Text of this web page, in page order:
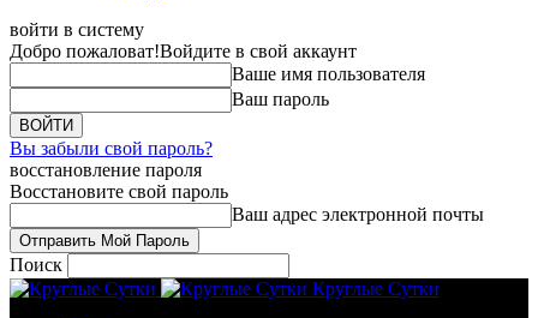
войти в систему
Добро пожаловат!Войдите в свой аккаунт
Ваше имя пользователя
Ваш пароль
Вы забыли свой пароль?
восстановление пароля
Восстановите свой пароль
Ваш адрес электронной почты
Поиск
Круглые Сутки